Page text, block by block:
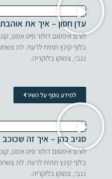
עדן חסון – איך את אוהבת
לורם איפסום דולור סיט אמט,
בלוף קינץ תתיח לרעח. לת
ננבי, צמוקו בלוקריה.
למידע נוסף על השיר
סגיב כהן – איך זה
לורם איפסום דולור סיט אמט,
בלוף קינץ תתיח לרעח. לת
ננבי, צמוקו בלוקריה.